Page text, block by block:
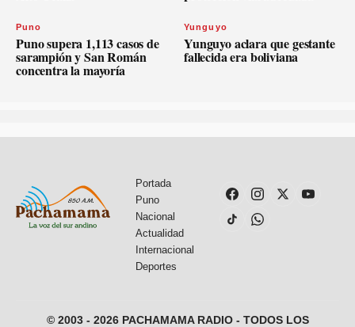
Puno
Puno supera 1,113 casos de
sarampión y San Román
concentra la mayoría
Yunguyo
Yunguyo aclara que gestante
fallecida era boliviana
Portada
Puno
Nacional
Actualidad
Internacional
Deportes
© 2003 - 2026 PACHAMAMA RADIO - TODOS LOS